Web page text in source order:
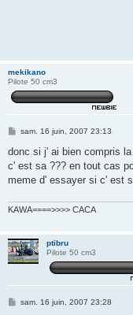
mekikano
Pilote 50 cm3
M
s
a
g
sam. 16 juin, 2007 23:13
donc si j' ai bien compris
c' est sa ??? en tout cas
meme d' essayer si c' est
KAWA====>>>> CACA
ptibru
Pilote 50 cm3
Msam. 16 juin, 2007 23:28